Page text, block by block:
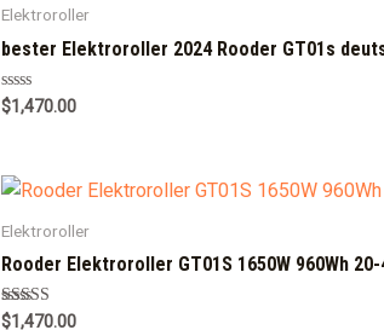
o
f
5
Elektroroller
bester Elektroroller 2024 Rooder GT01s
R
a
0
o
t
f
5
$1,470.00
Elektroroller
Rooder Elektroroller GT01S 1650W 960Wh
Rated
$1,470.00